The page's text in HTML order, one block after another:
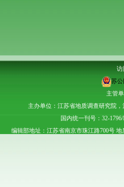
访
苏公
主管
主办单位：江苏省地质调查研究院
国内统一刊号：32-
编辑部地址：江苏省南京市珠江路700号